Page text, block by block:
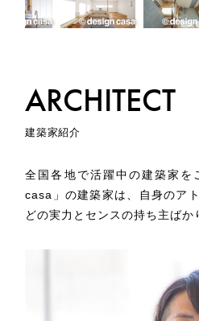
ARCHITECT
建築家紹介
全国各地で活躍中の建築家を
casa」の建築家は、自身のア
どの実力とセンスの持ち主ばか